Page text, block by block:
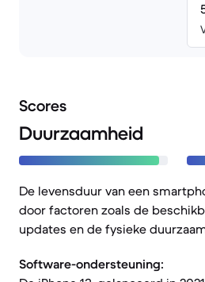
Scores
Duurzaamheid
De levensduur van een
door factoren zoals de
updates en de fysieke
Software-ondersteuning: